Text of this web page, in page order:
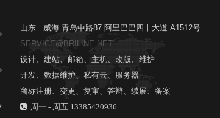
山东 . 威海 青岛中路87 阿里巴巴四十大道 A1512号
SERVICE@BRILINE.NET
设计、建站、邮箱、主机、改版、维护
开发、数据维护、私有云、服务器
商标注册、变更、复审、答辩、续展、备案
周一 - 周五 13385420936